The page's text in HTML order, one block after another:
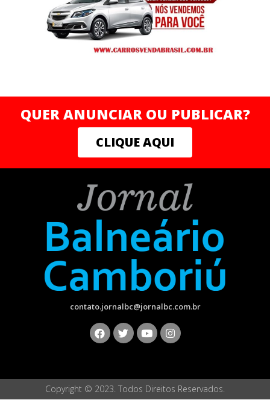
QUER ANUNCIAR OU PUBLICAR?
CLIQUE AQUI
contato.jornalbc@jornalbc.com.br
Copyright © 2023. Todos Direitos Reservados.